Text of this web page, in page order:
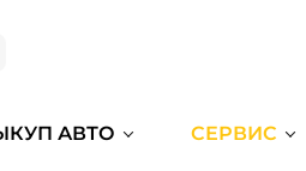
АВТО СЕРВИС